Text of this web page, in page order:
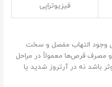
فیزیوتراپی
وجود التهاب مفصل و سخت
قرص‌ها معمولاً در مراحل
باشد نه در آرتروز شدید یا